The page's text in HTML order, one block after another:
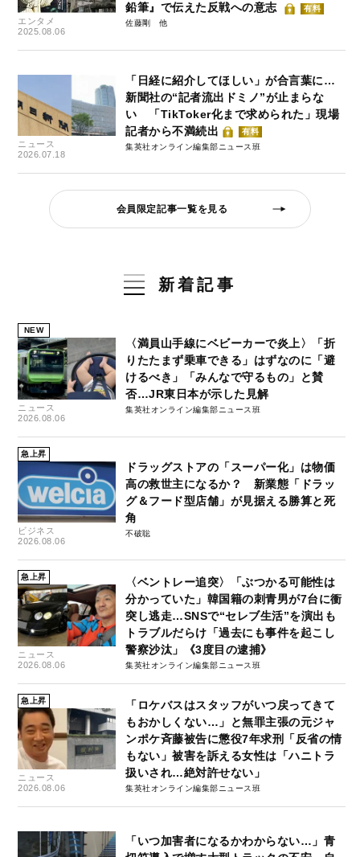
エンタメ
2025.08.06
鉛筆』で伝えた反戦への意志
有料
佐藤剛
ニュース
2026.07.18
「日経に紹介してほしい」が合言葉に…
新聞社の“記者流出ドミノ”が止まらな
い 「TikToker化まで求められた」現場
記者から不満続出
有料
集英社オンライン編集部ニュース班
会員限定記事一覧を見る
新着記事
NEW
ニュース
2026.08.06
〈満員山手線にベビーカーで炎上〉「折
りたたまず乗車できる」はずなのに「避
けるべき」「みんなで守るもの」と賛
否…JR東日本が示した見解
集英社オンライン編集部ニュース班
急上昇
ビジネス
2026.08.06
ドラッグストアの「スーパー化」は物価
高の救世主になるか？ 新業態「ドラッ
グ＆フード型店舗」が見据える勝算と死
角
不破聡
急上昇
ニュース
2026.08.06
〈ベントレー追突〉「ぶつかる可能性は
分かっていた」韓国籍の刺青男が7台に衝
突し逃走…SNSで“セレブ生活”を演出も
トラブルだらけ「過去にも事件を起こし
警察沙汰」《3度目の逮捕》
集英社オンライン編集部ニュース班
急上昇
ニュース
2026.08.06
「ロケバスはスタッフがいつ戻ってきて
もおかしくない…」と無罪主張の元ジャ
ンポケ斉藤被告に懲役7年求刑「反省の情
もない」被害を訴える女性は「ハニトラ
扱いされ…絶対許せない」
集英社オンライン編集部ニュース班
「いつ加害者になるかわからない…」青